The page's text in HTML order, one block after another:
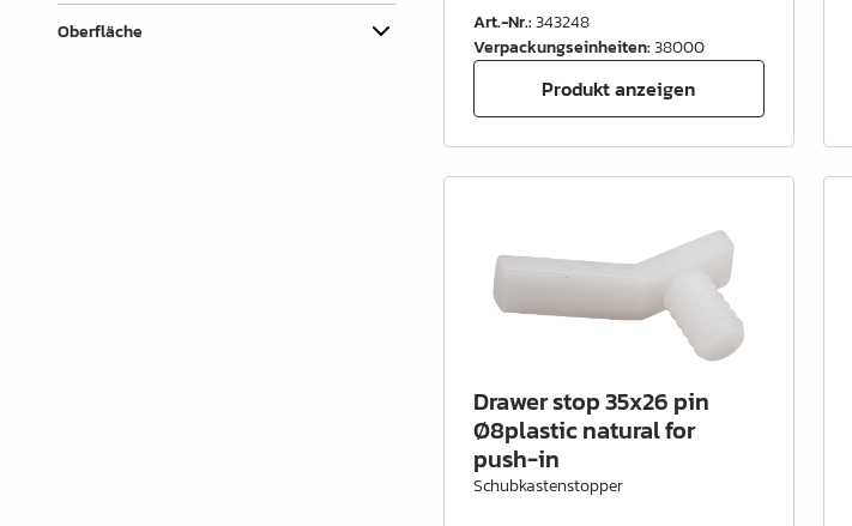
Küchen- & Badeinrichtung
Oberfläche Art.-Nr.:343248
Verpackungseinheiten:38000
Produkt anzeigen
Drawer stop 35x26 pin
Ø8plastic natural for
push-in
Schubkastenstopper